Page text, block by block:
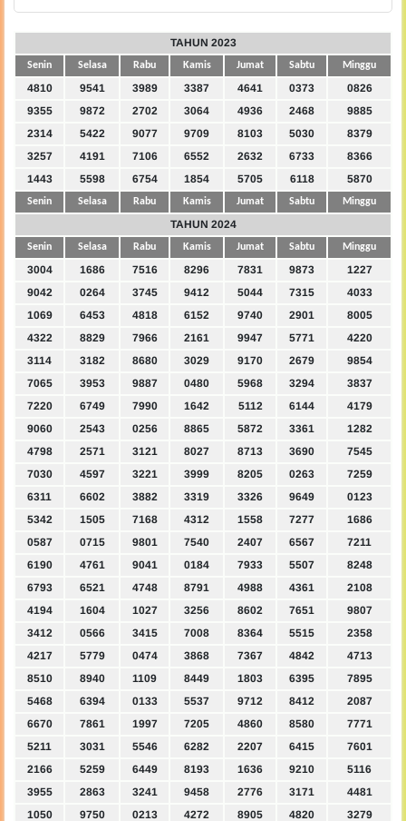
TAHUN 2023
Senin Selasa Rabu Kamis Jumat Sabtu Minggu
4810 9541 3989 3387 4641 0373
0826
9355
9872 2702 3064 4936 2468
9885
2314
5422 9077 9709 8103 5030
8379
3257
4191 7106 6552 2632 6733
8366
1443
5598 6754 1854 5705 6118 5870
Senin Selasa Rabu Kamis Jumat Sabtu Minggu
TAHUN 2024
Senin Selasa Rabu Kamis Jumat Sabtu Minggu
3004 1686 7516 8296 7831 9873
1227
9042
0264 3745 9412 5044 7315
4033
1069
6453 4818 6152 9740 2901
8005
4322
8829 7966 2161 9947 5771
4220
3114
3182 8680 3029 9170 2679
9854
7065
3953 9887 0480 5968 3294
3837
7220
6749 7990 1642 5112 6144
4179
9060
2543 0256 8865 5872 3361
1282
4798
2571 3121 8027 8713 3690
7545
7030
4597 3221 3999 8205 0263
7259
6311
6602 3882 3319 3326 9649
0123
5342
1505 7168 4312 1558 7277
1686
0587
0715 9801 7540 2407 6567
7211
6190
4761 9041 0184 7933 5507
8248
6793
6521 4748 8791 4988 4361
2108
4194
1604 1027 3256 8602 7651
9807
3412
0566 3415 7008 8364 5515
2358
4217
5779 0474 3868 7367 4842
4713
8510
8940 1109 8449 1803 6395
7895
5468
6394 0133 5537 9712 8412
2087
6670
7861 1997 7205 4860 8580
7771
5211
3031 5546 6282 2207 6415
7601
2166
5259 6449 8193 1636 9210
5116
3955
2863 3241 9458 2776 3171
4481
1050
9750 0213 4272 8905 4820 3279